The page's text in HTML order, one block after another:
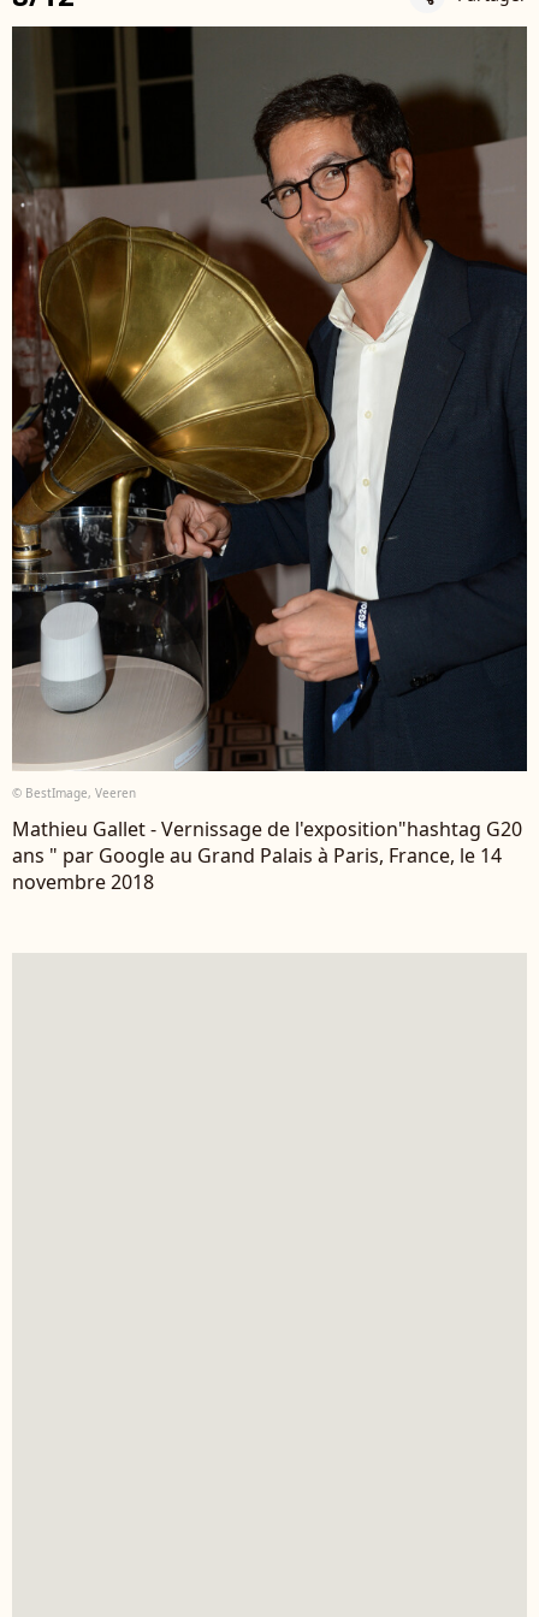
© BestImage, Veeren
Mathieu Gallet - Vernissage de l'exposition"hashtag G20
ans " par Google au Grand Palais à Paris, France, le 14
novembre 2018